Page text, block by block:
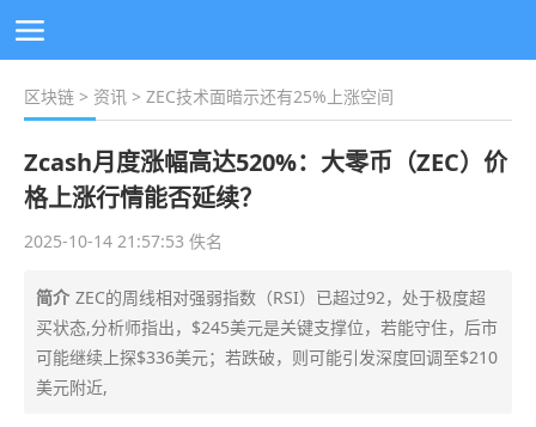
区块链 > 资讯 > ZEC技术面暗示还有25%上涨空间
Zcash月度涨幅高达520%：大零币（ZEC）价
格上涨行情能否延续？
2025-10-14 21:57:53 佚名
简介 ZEC的周线相对强弱指数（RSI）已超过92，处于极度超
买状态,分析师指出，$245美元是关键支撑位，若能守住，后市
可能继续上探$336美元；若跌破，则可能引发深度回调至$210
美元附近,